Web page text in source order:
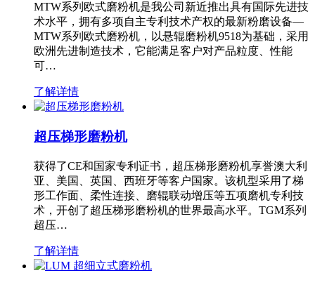
MTW系列欧式磨粉机是我公司新近推出具有国际先进技
术水平，拥有多项自主专利技术产权的最新粉磨设备—
MTW系列欧式磨粉机，以悬辊磨粉机9518为基础，采用
欧洲先进制造技术，它能满足客户对产品粒度、性能
可…
了解详情
超压梯形磨粉机
获得了CE和国家专利证书，超压梯形磨粉机享誉澳大利
亚、美国、英国、西班牙等客户国家。该机型采用了梯
形工作面、柔性连接、磨辊联动增压等五项磨机专利技
术，开创了超压梯形磨粉机的世界最高水平。TGM系列
超压…
了解详情